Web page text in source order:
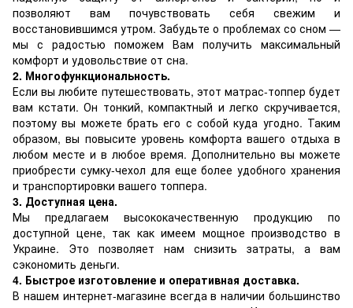
позволяют вам почувствовать себя свежим и
восстановившимся утром. Забудьте о проблемах со сном —
мы с радостью поможем Вам получить максимальный
комфорт и удовольствие от сна.
2. Многофункциональность.
Если вы любите путешествовать, этот матрас-топпер будет
вам кстати. Он тонкий, компактный и легко скручивается,
поэтому вы можете брать его с собой куда угодно. Таким
образом, вы повысите уровень комфорта вашего отдыха в
любом месте и в любое время. Дополнительно вы можете
приобрести сумку-чехол для еще более удобного хранения
и транспортировки вашего топпера.
3. Доступная цена.
Мы предлагаем высококачественную продукцию по
доступной цене, так как имеем мощное производство в
Украине. Это позволяет нам снизить затраты, а вам
сэкономить деньги.
4. Быстрое изготовление и оперативная доставка.
В нашем интернет-магазине всегда в наличии большинство